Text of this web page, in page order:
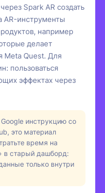
Spark AR создать
AR-инструменты
например
делает
Meta Quest. Для
пользоваться
эффектах через
инструкцию со
это материал
время на
в старый дашборд:
только внутри